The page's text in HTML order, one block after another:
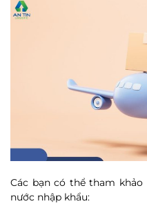
Các bạn có thể tham
nước nhập khẩu: